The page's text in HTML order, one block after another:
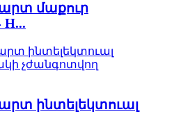
մաքուր
H...
ինտելեկտուալ